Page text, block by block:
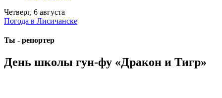
Четверг, 6 августа
Погода в Лисичанске
Ты - репортер
День школы гун-фу «Дракон и Тигр»